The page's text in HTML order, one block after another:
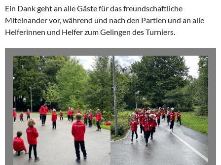
Ein Dank geht an alle Gäste für das freundschaftliche
Miteinander vor, während und nach den Partien und an alle
Helferinnen und Helfer zum Gelingen des Turniers.